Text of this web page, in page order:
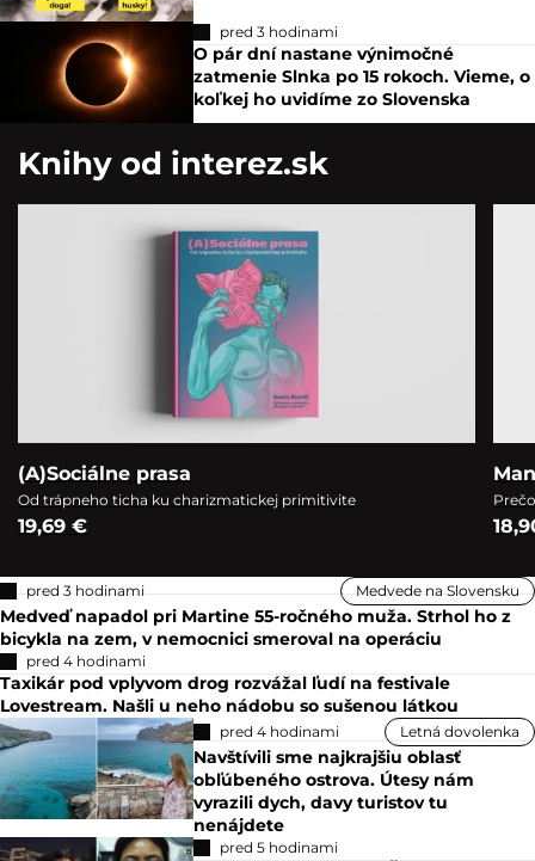
pred 3 hodinami
O pár dní nastane výnimočné
zatmenie Slnka po 15 rokoch. Vieme, o
koľkej ho uvidíme zo Slovenska
Knihy od interez.sk
(A)Sociálne prasa
Od trápneho ticha ku charizmatickej primitivite
19,69 €
pred 3 hodinami Medvede na Slovensku
Medveď napadol pri Martine 55-ročného muža. Strhol ho z
bicykla na zem, v nemocnici smeroval na operáciu
pred 4 hodinami
Taxikár pod vplyvom drog rozvážal ľudí na festivale
Lovestream. Našli u neho nádobu so sušenou látkou
pred 4 hodinami Letná dovolenka
Navštívili sme najkrajšiu oblasť
obľúbeného ostrova. Útesy nám
vyrazili dych, davy turistov tu
nenájdete
pred 5 hodinami